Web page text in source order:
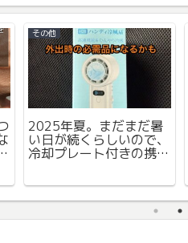
その他
2025年夏。まだまだ暑
い日が続くらしいので、
冷却プレート付きの携帯